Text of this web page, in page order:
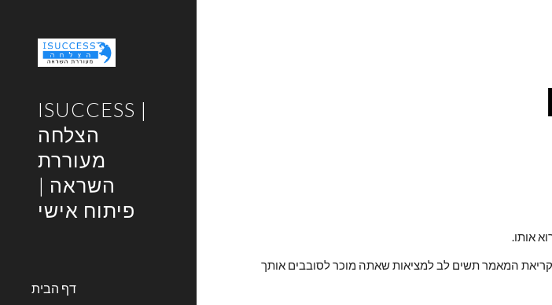
ISUCCESS |
הצלחה
מעוררת
השראה |
פיתוח אישי
דף הבית
אותו.